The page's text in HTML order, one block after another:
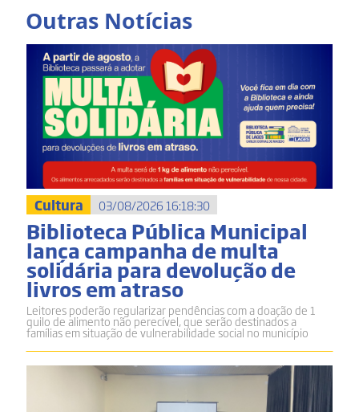
Outras Notícias
Cultura 03/08/2026 16:18:30
Biblioteca Pública Municipal
lança campanha de multa
solidária para devolução de
livros em atraso
Leitores poderão regularizar pendências com a doação de 1
quilo de alimento não perecível, que serão destinados a
famílias em situação de vulnerabilidade social no município